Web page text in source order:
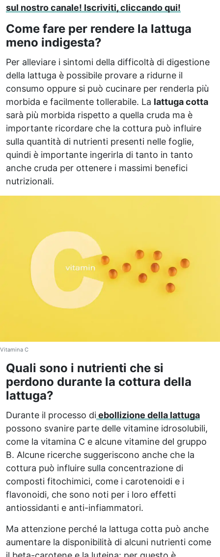
sul nostro canale! Iscriviti, cliccando qui!
Come fare per rendere la lattuga
meno indigesta?
Per alleviare i sintomi della difficoltà di digestione
della lattuga è possibile provare a ridurne il
consumo oppure si può cucinare per renderla più
morbida e facilmente tollerabile. La lattuga cotta
sarà più morbida rispetto a quella cruda ma è
importante ricordare che la cottura può influire
sulla quantità di nutrienti presenti nelle foglie,
quindi è importante ingerirla di tanto in tanto
anche cruda per ottenere i massimi benefici
nutrizionali.
Vitamina C
Quali sono i nutrienti che si
perdono durante la cottura della
lattuga?
Durante il processo diebollizione della lattuga
possono svanire parte delle vitamine idrosolubili,
come la vitamina C e alcune vitamine del gruppo
B. Alcune ricerche suggeriscono anche che la
cottura può influire sulla concentrazione di
composti fitochimici, come i carotenoidi e i
flavonoidi, che sono noti per i loro effetti
antiossidanti e anti-infiammatori.
Ma attenzione perché la lattuga cotta può anche
aumentare la disponibilità di alcuni nutrienti come